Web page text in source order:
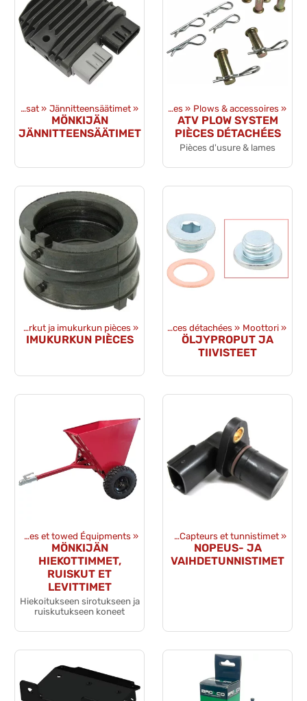
Sähkövaraosat ‪» Jännitteensäätimet ‪»
MÖNKIJÄN
JÄNNITTEENSÄÄTIMET
‪» Équipments ‪» ATV & UTV accessoires ‪» Plows & accessoires ‪»
ATV PLOW SYSTEM
PIÈCES DÉTACHÉES
Pièces d'usure & lames
Imukurkut ja imukurkun pièces ‪»
IMUKURKUN PIÈCES
Produits Pièces détachées ‪» Moottori ‪»
ÖLJYPROPUT JA
TIIVISTEET
Remorques et towed Équipments ‪»
MÖNKIJÄN
HIEKOTTIMMET,
RUISKUT ET
LEVITTIMET
Hiekoitukseen sirotukseen ja
ruiskutukseen koneet
Pièces détachées ‪» Sähkövaraosat ‪» Capteurs et tunnistimet ‪»
NOPEUS- JA
VAIHDETUNNISTIMET